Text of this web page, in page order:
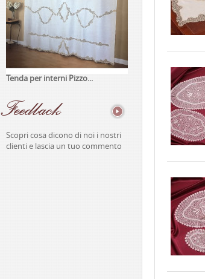
Tenda per interni Pizzo...
Feedback
Scopri cosa dicono di noi i nostri
clienti e lascia un tuo commento